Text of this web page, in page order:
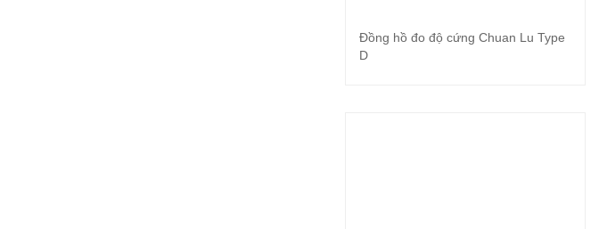
Đọc tiếp
Đồng hồ đo độ cứng Chuan Lu Type
D